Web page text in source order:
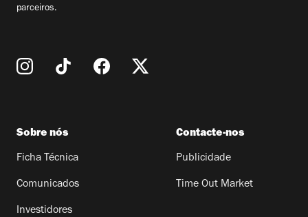
parceiros.
Sobre nós
Ficha Técnica
Comunicados
Investidores
Contacte-nos
Publicidade
Time Out Market